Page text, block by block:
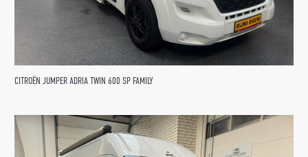
CITROËN JUMPER ADRIA TWIN 600 SP FAMILY